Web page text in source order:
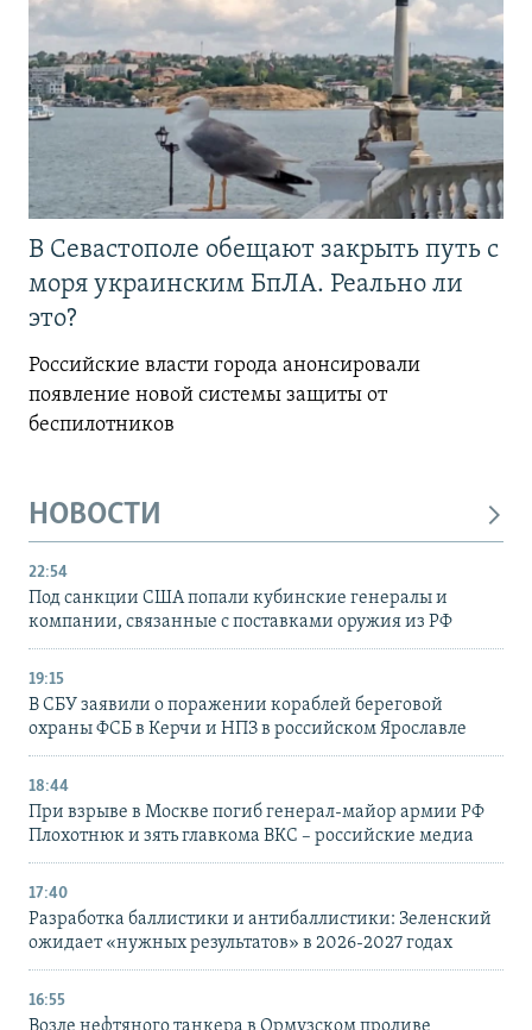
В Севастополе обещают закрыть путь с
моря украинским БпЛА. Реально ли
это?
Российские власти города анонсировали
появление новой системы защиты от
беспилотников
НОВОСТИ
22:54
Под санкции США попали кубинские генералы и
компании, связанные с поставками оружия из РФ
19:15
В СБУ заявили о поражении кораблей береговой
охраны ФСБ в Керчи и НПЗ в российском Ярославле
18:44
При взрыве в Москве погиб генерал-майор армии РФ
Плохотнюк и зять главкома ВКС – российские медиа
17:40
Разработка баллистики и антибаллистики: Зеленский
ожидает «нужных результатов» в 2026-2027 годах
16:55